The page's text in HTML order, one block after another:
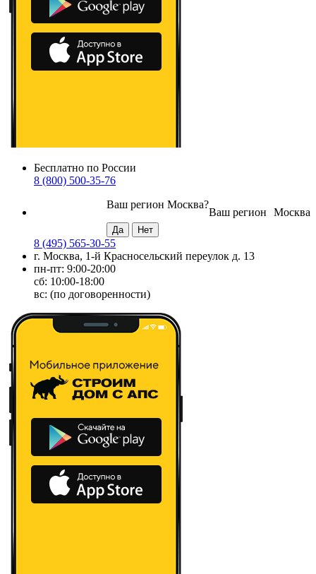
Бесплатно по России
8 (800) 500-35-76
Москва
Ваш регион
Ваш регион Москва?
8 (495) 565-30-55
г. Москва, 1-й Красносельский переулок д. 13
пн-пт: 9:00-20:00
сб: 10:00-18:00
вс: (по договоренности)